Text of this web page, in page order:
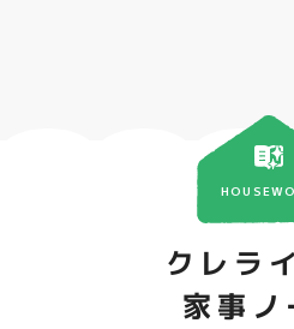
クレラ
家事ノ